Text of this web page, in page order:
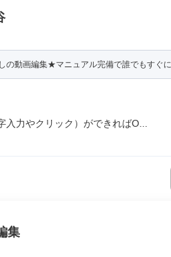
の動画編集★マニュアル完備で誰でもすぐに
力やクリック）ができればO...
集